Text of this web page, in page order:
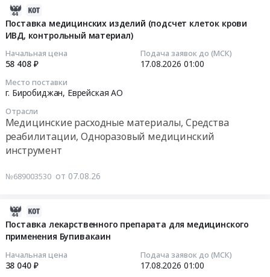
Поставка медицинских изделий (подсчет клеток крови
ИВД, контрольный материал)
Начальная цена
58 408 ₽
Подача заявок до (МСК)
17.08.2026 01:00
Место поставки
г. Биробиджан, Еврейская АО
Отрасли
Медицинские расходные материалы, Средства
реабилитации, Одноразовый медицинский
инструмент
№689003530 от 07.08.26
Поставка лекарственного препарата для медицинского
применения Бупивакаин
Начальная цена
38 040 ₽
Подача заявок до (МСК)
17.08.2026 01:00